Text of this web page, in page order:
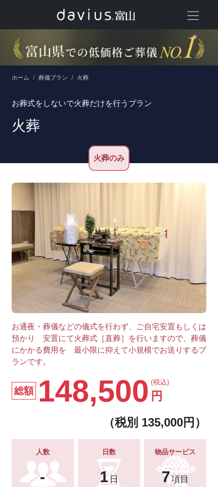
メインナビゲーション
ホーム 葬儀プラン 火葬
お葬式をしないで火葬だけを行うプラン
火葬
火葬のみ
お通夜・葬儀などの儀式を行わず、ご自宅安置もしくは
預かり 安置にて火葬式［直葬］を行いますので、葬儀
にかかる費用を 最小限に抑えて小規模でお送りするプ
ランです。
総額 148,500 (税込)
円
（税別 135,000円）
人数
-
日数
1 日
物品サービス
7項目